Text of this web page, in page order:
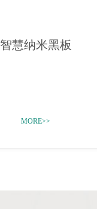
智慧纳米黑板
MORE>>